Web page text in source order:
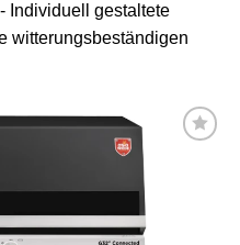
- Individuell gestaltete
witterungsbeständigen